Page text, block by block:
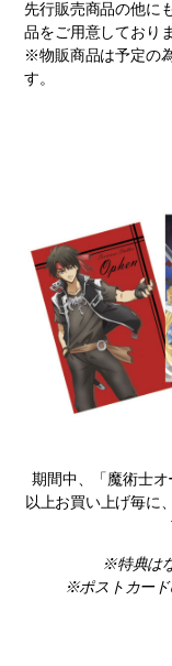
先行販売商品の他に
品をご用意しておりま
※物販商品は予定の
す。
期間中、「魔術士オ
以上お買い上げ毎に
※特典は
※ポストカード